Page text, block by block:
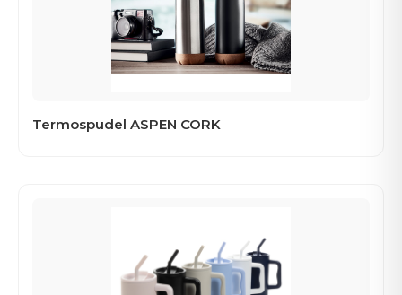
Termospudel ASPEN CORK